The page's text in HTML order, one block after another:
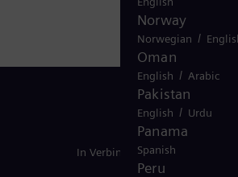
Norway
Norwegian /
Oman
English / Arabic
Pakistan
English / Urdu
Panama
Spanish
Peru
In Verbindung bleiben